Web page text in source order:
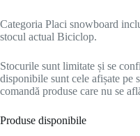
Categoria Placi snowboard
stocul actual Biciclop.
Stocurile sunt limitate și se
disponibile sunt cele afișate pe
comandă produse care nu se
Produse disponibile